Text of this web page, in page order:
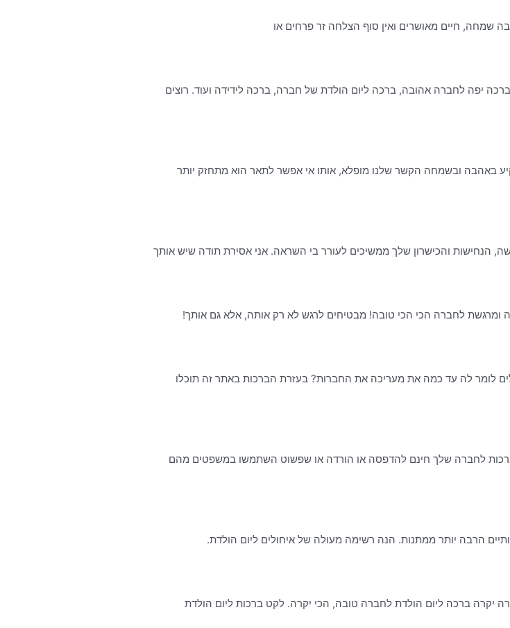
שמחה, חיים מאושרים ואין סוף הצלחה זר פרחים או
יפה לחברה אהובה, ברכה ליום הולדת של חברה, ברכה לידידה ועוד. רוצים
לך תמיד אשקיע באהבה ובשמחה הקשר שלנו מופלא, אותו אי אפשר לתאר הוא מתחזק יותר
והכישרון שלך ממשיכים לעורר בי השראה. אני אסירת תודה שיש אותך
לחברה הכי הכי טובה! מבטיחים לרגש לא רק אותה, אלא גם אותך!
לומר לה עד כמה את מעריכה את החברות? בעזרת הברכות באתר זה תוכלו
לחברה שלך חינם להדפסה או הורדה או שפשוט השתמשו במשפטים מהם
הרבה יותר ממתנות. הנה רשימה מעולה של איחולים ליום הולדת.
יקרה ברכה ליום הולדת לחברה טובה, הכי יקרה. לקט ברכות ליום הולדת